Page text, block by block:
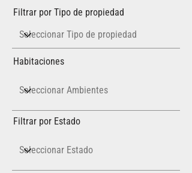
Filtrar por Tipo de propiedad
Habitaciones
Filtrar por Estado